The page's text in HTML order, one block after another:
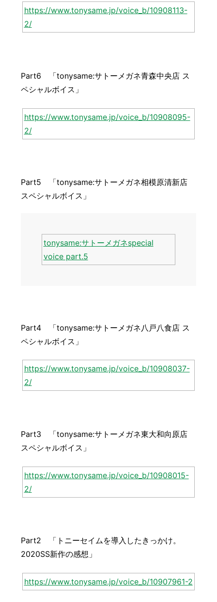
https://www.tonysame.jp/voice_b/10908113-
2/
Part6 「tonysame:サトーメガネ青森中央店 ス
ペシャルボイス」
https://www.tonysame.jp/voice_b/10908095-
2/
Part5 「tonysame:サトーメガネ相模原清新店
スペシャルボイス」
tonysame:サトーメガネspecial
voice part.5
Part4 「tonysame:サトーメガネ八戸八食店 ス
ペシャルボイス」
https://www.tonysame.jp/voice_b/10908037-
2/
Part3 「tonysame:サトーメガネ東大和向原店
スペシャルボイス」
https://www.tonysame.jp/voice_b/10908015-
2/
Part2 「トニーセイムを導入したきっかけ。
2020SS新作の感想」
https://www.tonysame.jp/voice_b/10907961-2